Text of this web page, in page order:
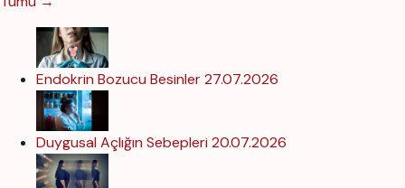
Endokrin Bozucu Besinler27.07.2026
Duygusal Açlığın Sebepleri 20.07.2026